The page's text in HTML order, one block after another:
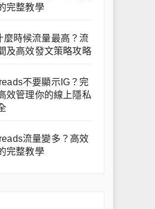
完整教學
麼時候流量最高？流
及高效發文策略攻略
不要顯示IG？完
效管理你的線上隱私
流量變多？高效
完整教學